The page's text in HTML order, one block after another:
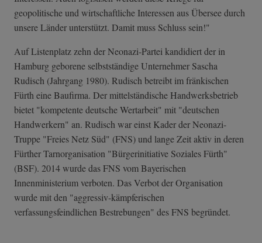
geopolitische und wirtschaftliche Interessen aus Übersee durch
unsere Länder unterstützt. Damit muss Schluss sein!"
Auf Listenplatz zehn der Neonazi-Partei kandidiert der in
Hamburg geborene selbstständige Unternehmer Sascha
Rudisch (Jahrgang 1980). Rudisch betreibt im fränkischen
Fürth eine Baufirma. Der mittelständische Handwerksbetrieb
bietet "kompetente deutsche Wertarbeit" mit "deutschen
Handwerkern" an. Rudisch war einst Kader der Neonazi-
Truppe "Freies Netz Süd" (FNS) und lange Zeit aktiv in deren
Fürther Tarnorganisation "Bürgerinitiative Soziales Fürth"
(BSF). 2014 wurde das FNS vom Bayerischen
Innenministerium verboten. Das Verbot der Organisation
wurde mit den "aggressiv-kämpferischen
verfassungsfeindlichen Bestrebungen" des FNS begründet.